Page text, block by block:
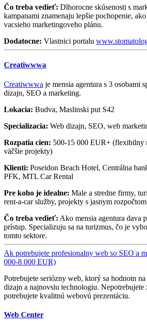
Čo treba vedieť: Dlhorocne skúsenosti s
kampanami znamenaju lepšie pochopenie,
vacsieho marketingoveho plánu.
Dodatocne: Vlastnici portalu
Creatiwwwa
Creatiwwwa je mensia agentura s 3 osobami
dizajn, SEO a marketing.
Lokacia: Budva, Maslinski put S42
Specializacia: Web dizajn, SEO, web
Rozpatia cien: 500-15 000 EUR+ (flexibilny
väčšie projekty)
Klienti: Poseidon Beach Hotel, Centrálna
PFK, MTL Car Rental
Pre koho je idealne: Male a stredne firmy,
rent-a-car služby, projekty s jasnym rozpočtom
Čo treba vedieť: Ako mensia agentura dava
prístup. Specializuju sa na turizmus, čo je
tomto sektore.
Ak potrebujete profesionalny web so SEO a
000-8 000 EUR)
Potrebujete seriózny web, ktorý sa hodnotn
dizajn a najnovsiu technologiu.
potrebujete kvalitnú webovú prezentáciu.
Web Center